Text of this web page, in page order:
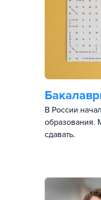
В России
образования.
сдавать.